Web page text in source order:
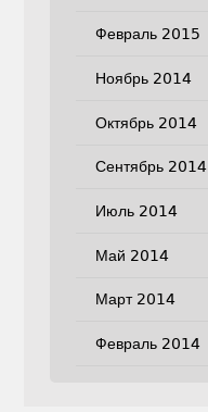
Февраль 2015
Ноябрь 2014
Октябрь 2014
Сентябрь 2014
Июль 2014
Май 2014
Март 2014
Февраль 2014